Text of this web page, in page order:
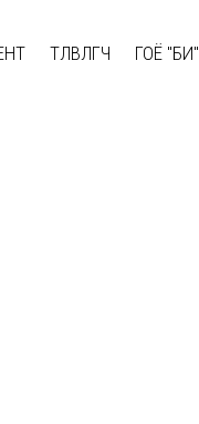
ТӨЛӨВЛӨГЧ ГОЁ "БИ"